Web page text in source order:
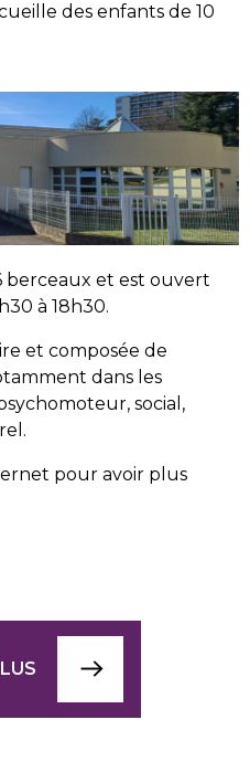
des enfants de 10
berceaux et est ouvert
à 18h30.
et composée de
dans les
social,
pour avoir plus